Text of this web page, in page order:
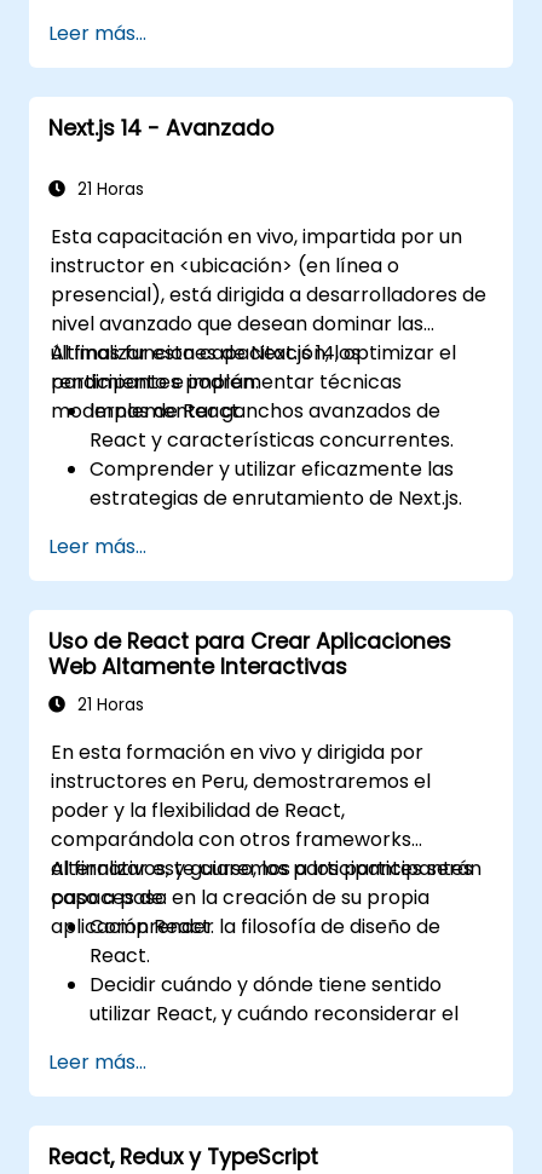
producción a escala
Leer más...
Next.js 14 - Avanzado
21 Horas
Esta capacitación en vivo, impartida por un
instructor en <ubicación> (en línea o
presencial), está dirigida a desarrolladores de
nivel avanzado que desean dominar las
últimas funciones de Next.js 14, optimizar el
rendimiento e implementar técnicas
modernas de React.
Al finalizar esta capacitación, los
participantes podrán:
Implementar ganchos avanzados de
React y características concurrentes.
Comprender y utilizar eficazmente las
estrategias de enrutamiento de Next.js.
Servidor, las Acciones del Servidor y
enfoques de renderizado híbrido.
Optimizar la obtención de datos, el
almacenamiento en caché y la
regeneración estática incremental.
Utilizar Next.js como solución de backend
Ejecución del Borde.
Gestionar el estado mediante React
Context, Redux y bibliotecas de estado
atómico.
Optimizar el rendimiento de la aplicación
para las Web Core Vitals.
Probar, monitorear e implementar
aplicaciones Next.js de manera eficiente.
Leer más...
Uso de React para Crear Aplicaciones
Web Altamente Interactivas
21 Horas
En esta formación en vivo y dirigida por
instructores en Peru, demostraremos el
poder y la flexibilidad de React,
comparándola con otros frameworks
alternativos, y guiaremos a los participantes
paso a paso en la creación de su propia
aplicación React.
Al finalizar este curso, los participantes serán
capaces de:
Comprender la filosofía de diseño de
React.
Decidir cuándo y dónde tiene sentido
utilizar React, y cuándo reconsiderar el
Comprender conceptos clave de React
como componentes, props
(propiedades), estado y ciclo de vida.
Implementar tecnologías relacionadas
Leer más...
React, Redux y TypeScript